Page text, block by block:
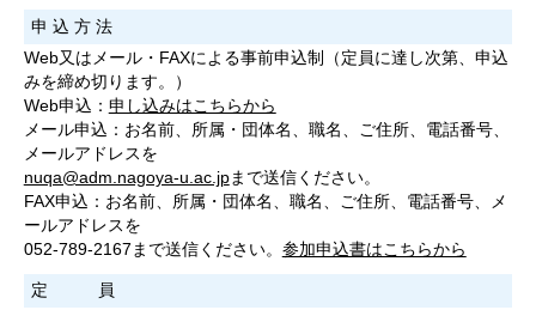
申 込 方 法
Web又はメール・FAXによる事前申込制（定員に達し次第、申込
みを締め切ります。）
Web申込： 申し込みはこちらから
メール申込：お名前、所属・団体名、職名、ご住所、電話番号、
メールアドレスを
nuqa@adm.nagoya-u.ac.jpまで送信ください。
FAX申込：お名前、所属・団体名、職名、ご住所、電話番号、メ
ールアドレスを
052-789-2167まで送信ください。 参加申込書はこちらから
定 員